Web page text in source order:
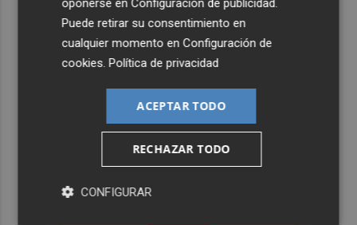
Puede retirar su consentimiento en
cualquier momento enConfiguración de
cookies .Política de privacidad
ACEPTAR TODO
RECHAZAR TODO
CONFIGURAR